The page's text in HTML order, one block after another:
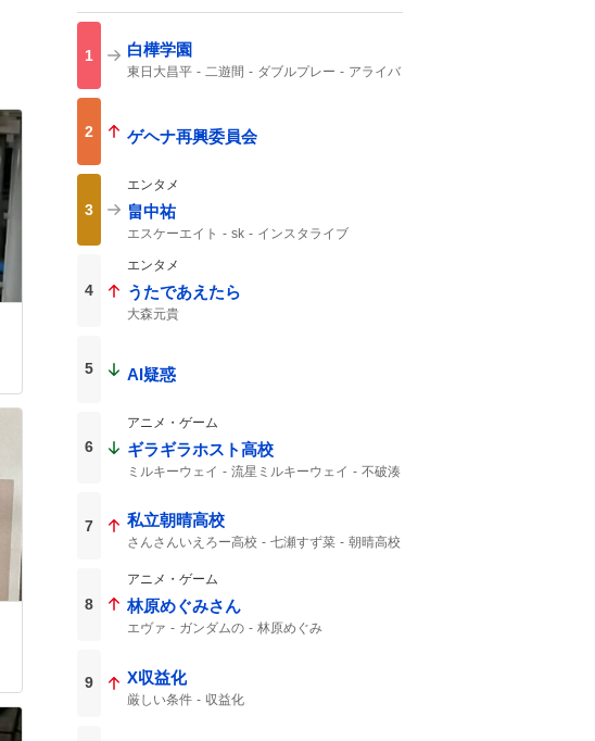
1 白樺学園
東日大昌平 二遊間 ダブルプレー
アライバ
2 ゲヘナ再興委員会
3
エンタメ
畠中祐
エスケーエイト sk インスタライブ
4
エンタメ
うたであえたら
大森元貴
5 AI疑惑
6
アニメ・ゲーム
ギラギラホスト高校
ミルキーウェイ 流星ミルキーウェイ 不破湊
7 私立朝晴高校
さんさんいえろー高校 七瀬すず菜
朝晴高校
8
アニメ・ゲーム
林原めぐみさん
エヴァ ガンダムの 林原めぐみ
9 X収益化
厳しい条件 収益化